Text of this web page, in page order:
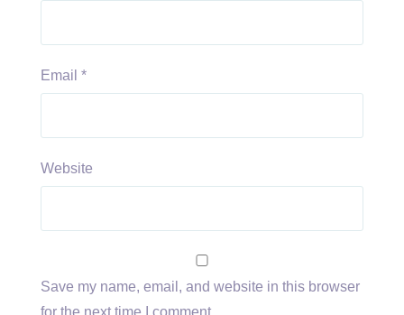
Email *
Website
Save my name, email, and website in this browser
for the next time I comment.